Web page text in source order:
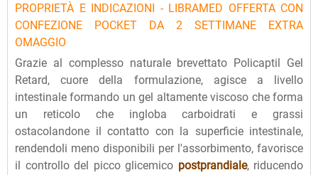
PROPRIETÀ E INDICAZIONI - LIBRAMED OFFERTA CON
CONFEZIONE POCKET DA 2 SETTIMANE EXTRA
OMAGGIO
Grazie al complesso naturale brevettato Policaptil Gel
Retard, cuore della formulazione, agisce a livello
intestinale formando un gel altamente viscoso che forma
un reticolo che ingloba carboidrati e grassi
ostacolandone il contatto con la superficie intestinale,
rendendoli meno disponibili per l'assorbimento, favorisce
il controllo del picco glicemico postprandiale, riducendo